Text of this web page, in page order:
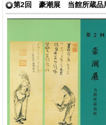
第2回 豪潮展 当館所蔵品